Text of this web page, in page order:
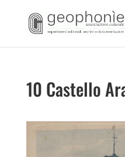
10 Castello